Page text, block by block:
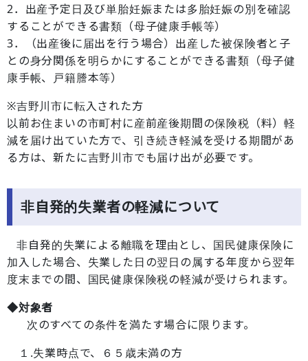
2．出産予定日及び単胎妊娠または多胎妊娠の別を確認
することができる書類（母子健康手帳等）
3．（出産後に届出を行う場合）出産した被保険者と子
との身分関係を明らかにすることができる書類（母子健
康手帳、戸籍謄本等）
※吉野川市に転入された方
以前お住まいの市町村に産前産後期間の保険税（料）軽
減を届け出ていた方で、引き続き軽減を受ける期間があ
る方は、新たに吉野川市でも届け出が必要です。
非自発的失業者の軽減について
非自発的失業による離職を理由とし、国民健康保険に
加入した場合、失業した日の翌日の属する年度から翌年
度末までの間、国民健康保険税の軽減が受けられます。
◆対象者
次のすべての条件を満たす場合に限ります。
１.失業時点で、６５歳未満の方